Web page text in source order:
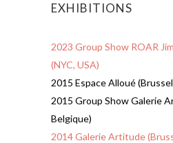
EXHIBITIONS
2023 Group Show ROAR
(NYC, USA)
2015 Espace Alloué
2015 Group Show Galerie
Belgique)
2014 Galerie Artitude